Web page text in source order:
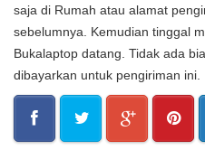
saja di Rumah atau alamat
sebelumnya. Kemudian tinggal
Bukalaptop datang. Tidak ada
dibayarkan untuk pengiriman ini.